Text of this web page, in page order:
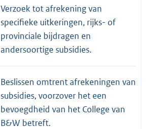
Verzoek tot afrekening van
specifieke uitkeringen, rijks- of
provinciale bijdragen en
andersoortige subsidies.
Beslissen omtrent afrekeningen van
subsidies, voorzover het een
bevoegdheid van het College van
B&W betreft.